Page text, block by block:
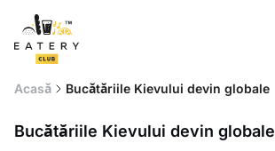
Acasă Bucătăriile Kievului devin globale
Bucătăriile Kievului devin globale